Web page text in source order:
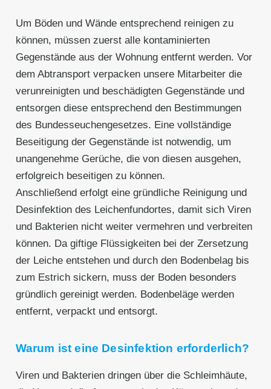
Um Böden und Wände entsprechend reinigen zu
können, müssen zuerst alle kontaminierten
Gegenstände aus der Wohnung entfernt werden. Vor
dem Abtransport verpacken unsere Mitarbeiter die
verunreinigten und beschädigten Gegenstände und
entsorgen diese entsprechend den Bestimmungen
des Bundesseuchengesetzes. Eine vollständige
Beseitigung der Gegenstände ist notwendig, um
unangenehme Gerüche, die von diesen ausgehen,
erfolgreich beseitigen zu können.
Anschließend erfolgt eine gründliche Reinigung und
Desinfektion des Leichenfundortes, damit sich Viren
und Bakterien nicht weiter vermehren und verbreiten
können. Da giftige Flüssigkeiten bei der Zersetzung
der Leiche entstehen und durch den Bodenbelag bis
zum Estrich sickern, muss der Boden besonders
gründlich gereinigt werden. Bodenbeläge werden
entfernt, verpackt und entsorgt.
Warum ist eine Desinfektion erforderlich?
Viren und Bakterien dringen über die Schleimhäute,